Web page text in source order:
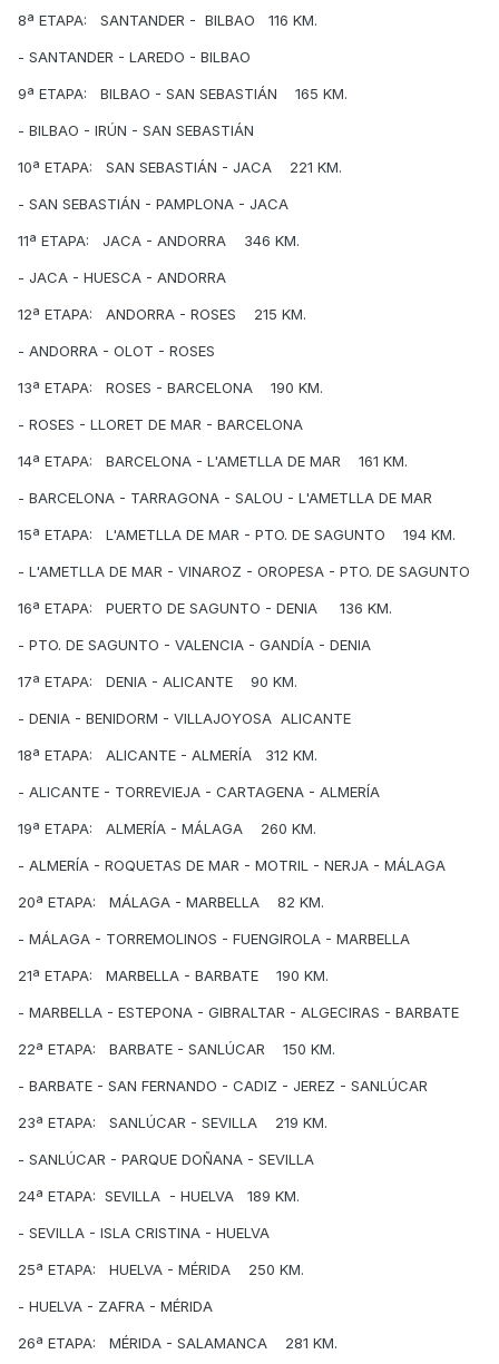
8ª ETAPA: SANTANDER - BILBAO 116 KM.
- SANTANDER - LAREDO - BILBAO
9ª ETAPA: BILBAO - SAN SEBASTIÁN 165 KM.
- BILBAO - IRÚN - SAN SEBASTIÁN
10ª ETAPA: SAN SEBASTIÁN - JACA 221 KM.
- SAN SEBASTIÁN - PAMPLONA - JACA
11ª ETAPA: JACA - ANDORRA 346 KM.
- JACA - HUESCA - ANDORRA
12ª ETAPA: ANDORRA - ROSES 215 KM.
- ANDORRA - OLOT - ROSES
13ª ETAPA: ROSES - BARCELONA 190 KM.
- ROSES - LLORET DE MAR - BARCELONA
14ª ETAPA: BARCELONA - L'AMETLLA DE MAR 161 KM.
- BARCELONA - TARRAGONA - SALOU - L'AMETLLA DE MAR
15ª ETAPA: L'AMETLLA DE MAR - PTO. DE SAGUNTO 194 KM.
- L'AMETLLA DE MAR - VINAROZ - OROPESA - PTO. DE SAGUNTO
16ª ETAPA: PUERTO DE SAGUNTO - DENIA 136 KM.
- PTO. DE SAGUNTO - VALENCIA - GANDÍA - DENIA
17ª ETAPA: DENIA - ALICANTE 90 KM.
- DENIA - BENIDORM - VILLAJOYOSA ALICANTE
18ª ETAPA: ALICANTE - ALMERÍA 312 KM.
- ALICANTE - TORREVIEJA - CARTAGENA - ALMERÍA
19ª ETAPA: ALMERÍA - MÁLAGA 260 KM.
- ALMERÍA - ROQUETAS DE MAR - MOTRIL - NERJA - MÁLAGA
20ª ETAPA: MÁLAGA - MARBELLA 82 KM.
- MÁLAGA - TORREMOLINOS - FUENGIROLA - MARBELLA
21ª ETAPA: MARBELLA - BARBATE 190 KM.
- MARBELLA - ESTEPONA - GIBRALTAR - ALGECIRAS - BARBATE
22ª ETAPA: BARBATE - SANLÚCAR 150 KM.
- BARBATE - SAN FERNANDO - CADIZ - JEREZ - SANLÚCAR
23ª ETAPA: SANLÚCAR - SEVILLA 219 KM.
- SANLÚCAR - PARQUE DOÑANA - SEVILLA
24ª ETAPA: SEVILLA - HUELVA 189 KM.
- SEVILLA - ISLA CRISTINA - HUELVA
25ª ETAPA: HUELVA - MÉRIDA 250 KM.
- HUELVA - ZAFRA - MÉRIDA
26ª ETAPA: MÉRIDA - SALAMANCA 281 KM.